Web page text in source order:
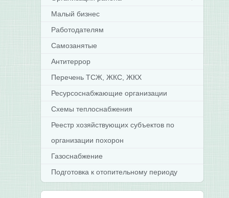
Малый бизнес
Работодателям
Самозанятые
Антитеррор
Перечень ТСЖ, ЖКС, ЖКХ
Ресурсоснабжающие организации
Схемы теплоснабжения
Реестр хозяйствующих субъектов по
организации похорон
Газоснабжение
Подготовка к отопительному периоду